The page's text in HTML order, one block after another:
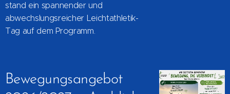
stand ein spannender und
abwechslungsreicher Leichtathletik-
Tag auf dem Programm.
Bewegungsangebot